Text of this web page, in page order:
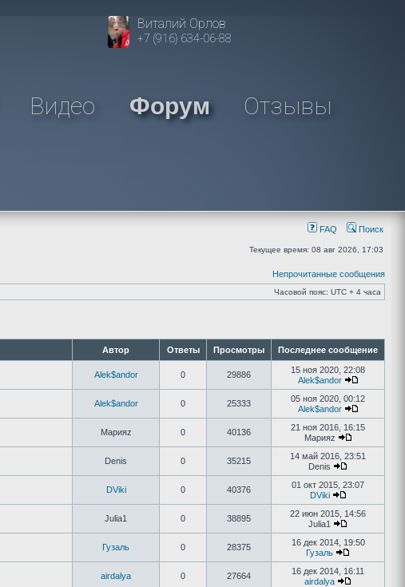
Виталий Орлов
+7 (916) 634-06-88
Видео Форум Отзывы
FAQ Поиск
Текущее время: 08 авг 2026, 17:03
Непрочитанные сообщения
Часовой пояс: UTC + 4 часа
Автор Ответы Просмотры Последнее сообщение
Alek$andor 0 29886
15 ноя 2020, 22:08
Alek$andor
Alek$andor 0 25333
05 ноя 2020, 00:12
Alek$andor
Марияz 0 40136
21 ноя 2016, 16:15
Марияz
Denis 0 35215
14 май 2016, 23:51
Denis
DViki 0 40376
01 окт 2015, 23:07
DViki
Julia1 0 38895
22 июн 2015, 14:56
Julia1
Гузаль 0 28375
16 дек 2014, 19:50
Гузаль
airdalya 0 27664
16 дек 2014, 16:11
airdalya